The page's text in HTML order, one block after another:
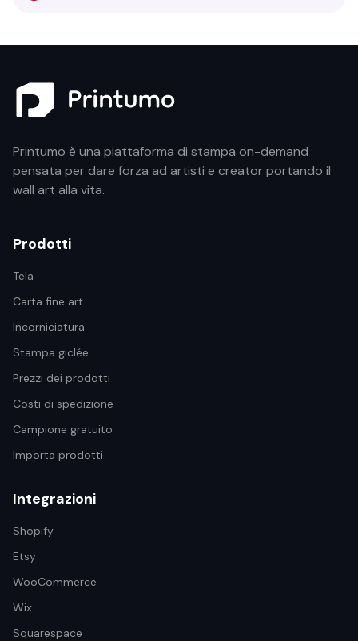
Printumo è una piattaforma di stampa on-demand
pensata per dare forza ad artisti e creator portando il
wall art alla vita.
Prodotti
Tela
Carta fine art
Incorniciatura
Stampa giclée
Prezzi dei prodotti
Costi di spedizione
Campione gratuito
Importa prodotti
Integrazioni
Shopify
Etsy
WooCommerce
Wix
Squarespace